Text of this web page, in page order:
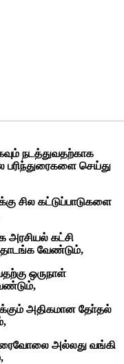
நடத்துவதற்காக
செய்து
சில கட்டுப்பாடுகளை
அரசியல் கட்சி
வேண்டும்,
ஒருநாள்
அதிகமான தோ்தல்
அல்லது வங்கி